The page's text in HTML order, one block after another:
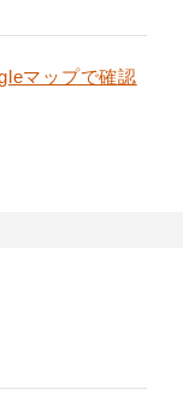
マップで確認